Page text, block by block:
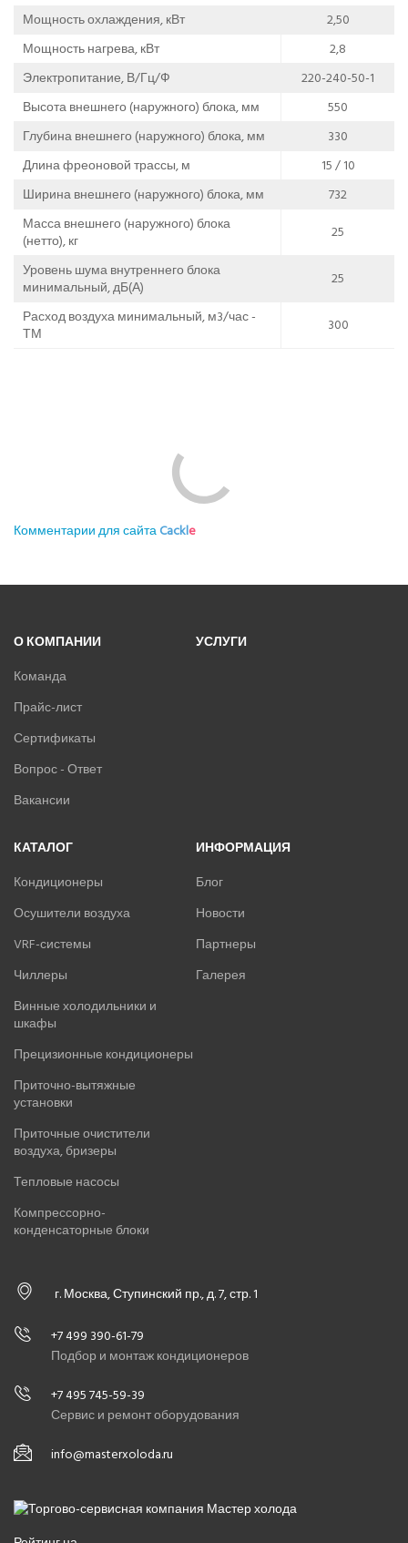
Мощность охлаждения, кВт
2,50
Мощность нагрева, кВт
2,8
Электропитание, В/Гц/Ф
220-240-50-1
Высота внешнего (наружного) блока, мм
550
Глубина внешнего (наружного) блока, мм
330
Длина фреоновой трассы, м
15 / 10
Ширина внешнего (наружного) блока, мм
732
Масса внешнего (наружного) блока
(нетто), кг
25
Уровень шума внутреннего блока
минимальный, дБ(А)
25
Расход воздуха минимальный, м3/час -
ТМ
300
Комментарии для сайтаCackle
О КОМПАНИИ
Команда
Прайс-лист
Сертификаты
Вопрос - Ответ
Вакансии
УСЛУГИ
КАТАЛОГ
Кондиционеры
Осушители воздуха
VRF-системы
Чиллеры
Винные холодильники и
шкафы
Прецизионные кондиционеры
Приточно-вытяжные
установки
Приточные очистители
воздуха, бризеры
Тепловые насосы
Компрессорно-
конденсаторные блоки
ИНФОРМАЦИЯ
Блог
Новости
Партнеры
Галерея
г. Москва, Ступинский пр., д. 7, стр. 1
+7 499 390-61-79
Подбор и монтаж кондиционеров
+7 495 745-59-39
Сервис и ремонт оборудования
info@masterxoloda.ru